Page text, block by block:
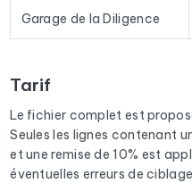
prospection et plateformes
aux activités suivantes :
Garage de la Diligence
Tarif
Le fichier complet est
Seules les lignes contenant
et une remise de 10% est
éventuelles erreurs de